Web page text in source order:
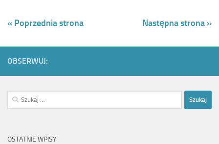
« Poprzednia strona Następna strona »
OBSERWUJ:
Szukaj:
OSTATNIE WPISY